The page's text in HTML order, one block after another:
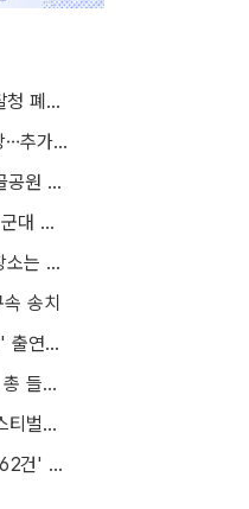
검사는 조언만 하라는 대통령…검찰청 폐지 앞둔 합수본 '딜레마'
SK하이닉스, 주당 375원 분기배당…추가 주주환원 예고
폭염도 못 꺾는 '타는 목마름'…탑골공원 아리수 냉장고 가보니
고 채상병 어머니 "누가 마음 놓고 군대 보내겠나"…임성근 징역 3년에 분통
구광모·젠슨 황, 다음 주 재회동…장소는 실리콘밸리
송치
이경규→영탁, '우리동네 전성시대' 출연…내일(8일) 첫 방송
[TF프리즘] 김혜준·공효진·정은채, 총 들고 액션 한판
데이식스 영케이, 사운드플래닛페스티벌서 '솔로 첫 헤드라이너' 확정
[강일홍의 오늘연예] 황정민 '녹취 62건' 속 의문, "왜 이렇게까지"